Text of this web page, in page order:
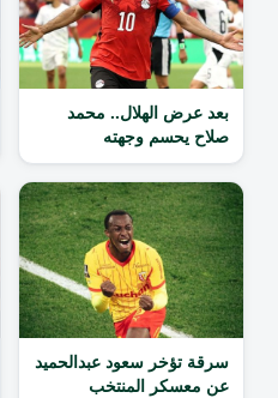
بعد عرض الهلال.. محمد
صلاح يحسم وجهته
سرقة تؤخر سعود عبدالحميد
عن معسكر المنتخب